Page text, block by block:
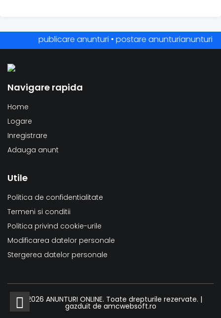
publicare anunturi • postare anunturianunturi
Navigare rapida
Home
Logare
Inregistrare
Adauga anunt
Utile
Politica de confidentialitate
Termeni si conditii
Politica privind cookie-urile
Modificarea datelor personale
Stergerea datelor personale
© 2026 ANUNTURI ONLINE. Toate drepturile rezervate. |
gazduit de amcwebsoft.ro